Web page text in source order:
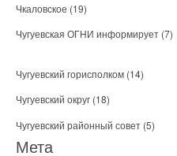
Чкаловское (19)
Чугуевская ОГНИ информирует (7)
Чугуевский горисполком (14)
Чугуевский округ (18)
Чугуевский районный совет (5)
Мета